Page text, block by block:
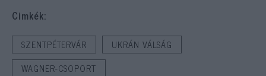
Cimkék:
SZENTPÉTERVÁR
UKRÁN VÁLSÁG
WAGNER-CSOPORT